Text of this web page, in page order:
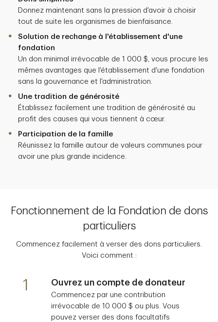
Donnez maintenant sans la pression d'avoir à choisir
tout de suite les organismes de bienfaisance.
Solution de rechange à l'établissement d'une
fondation
Un don minimal irrévocable de 1 000 $, vous procure les
mêmes avantages que l'établissement d'une fondation
sans la gouvernance et l'administration.
Une tradition de générosité
Établissez facilement une tradition de générosité au
profit des causes qui vous tiennent à cœur.
Participation de la famille
Réunissez la famille autour de valeurs communes pour
avoir une plus grande incidence.
Fonctionnement de la Fondation de dons
particuliers
Commencez facilement à verser des dons particuliers.
Voici comment :
1 Ouvrez un compte de donateur
Commencez par une contribution
irrévocable de 10 000 $ ou plus. Vous
pouvez verser des dons facultatifs